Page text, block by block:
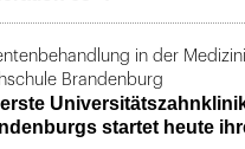
in der
Brandenburg
erste
startet heute